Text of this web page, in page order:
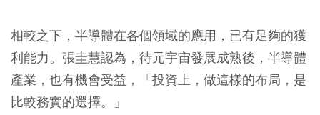
相較之下，半導體在各個領域的應用，已有足夠的獲
利能力。張圭慧認為，待元宇宙發展成熟後，半導體
產業，也有機會受益，「投資上，做這樣的布局，是
比較務實的選擇。」